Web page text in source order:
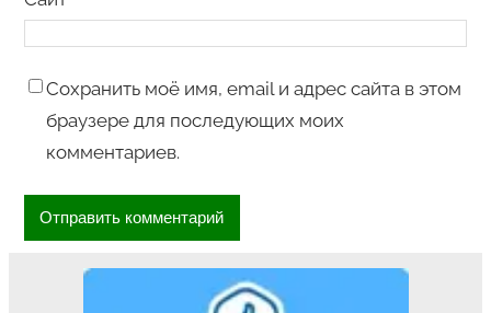
Сохранить моё имя, email и адрес сайта в этом
браузере для последующих моих
комментариев.